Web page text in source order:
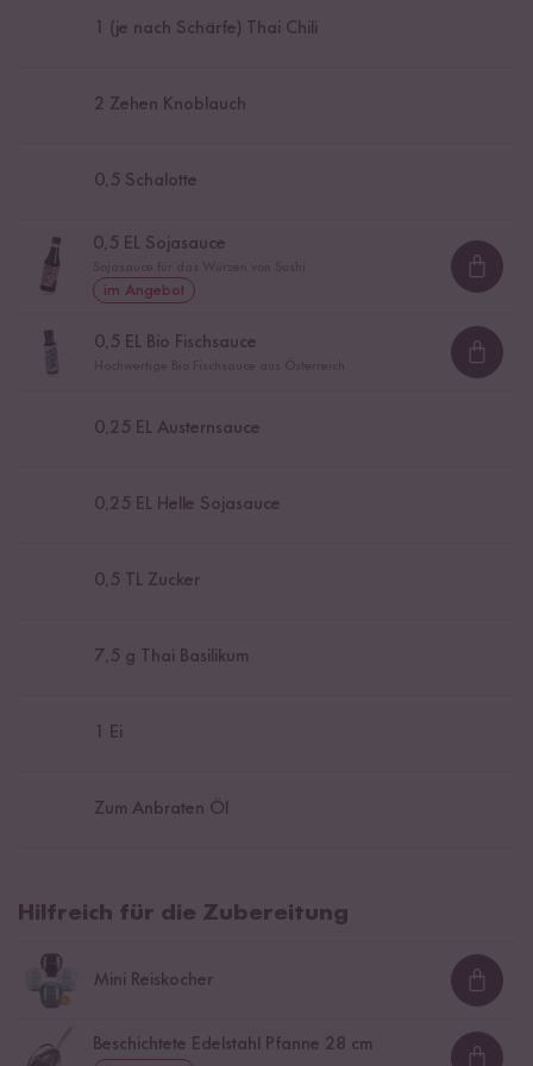
(je nach Schärfe) Thai Chili
2 Zehen Knoblauch
0,5 Schalotte
0,5 EL Sojasauce
im Angebot
0,5 EL Bio Fischsauce
0,25 EL Austernsauce
0,25 EL Helle Sojasauce
0,5 TL Zucker
7,5 g Thai Basilikum
Ei
Zum Anbraten Öl
Hilfreich für die Zubereitung
Mini Reiskocher
Beschichtete Edelstahl Pfanne 28 cm